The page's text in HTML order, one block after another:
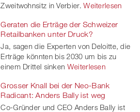
Zweitwohnsitz in Verbier. Weiterlesen
Geraten die Erträge der Schweizer
Retailbanken unter Druck?
Ja, sagen die Experten von Deloitte, die
Erträge könnten bis 2030 um bis zu
einem Drittel sinken Weiterlesen
Grosser Knall bei der Neo-Bank
Radicant: Anders Bally ist weg
Co-Gründer und CEO Anders Bally ist